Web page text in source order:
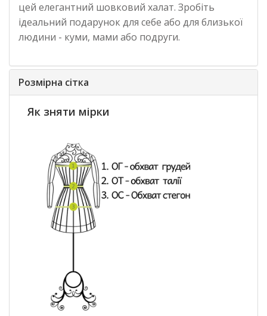
цей елегантний шовковий халат. Зробіть
ідеальний подарунок для себе або для близької
людини - куми, мами або подруги.
Розмірна сітка
Як зняти мірки